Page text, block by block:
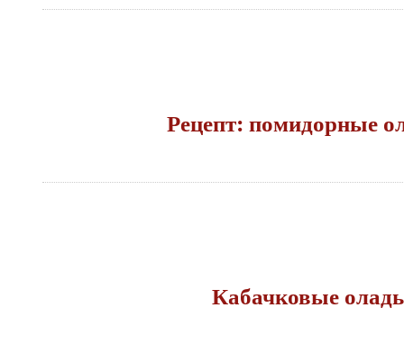
Рецепт: помидорные
Кабачковые